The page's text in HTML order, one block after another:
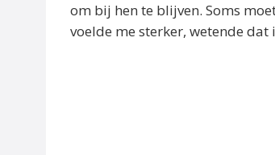
om bij hen te blijven. Soms
voelde me sterker, wetende